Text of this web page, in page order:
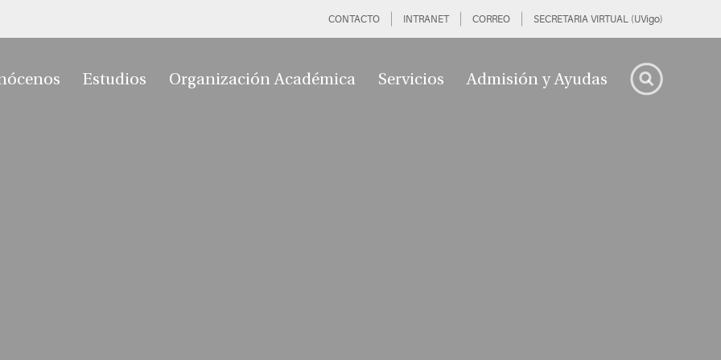
CONTACTO INTRANET CORREO SECRETARIA VIRTUAL (UVigo)
Estudios Organización Académica Servicios Admisión y Ayudas